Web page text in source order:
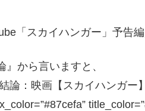
「スカイハンガー」予告
』から言いますと、
論：映画【スカイハンガ